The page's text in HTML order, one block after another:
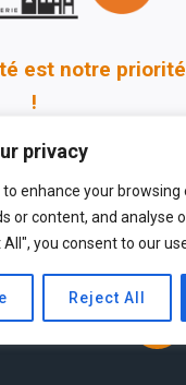
privacy
to enhance your browsing
or content, and analyse
you consent to our
Reject All
est notre priorité
!